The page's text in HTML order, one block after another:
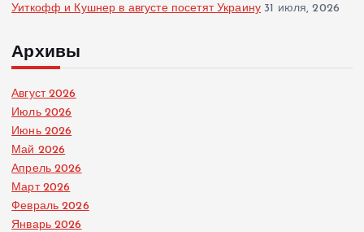
Уиткофф и Кушнер в августе посетят Украину 31 июля, 2026
Архивы
Август 2026
Июль 2026
Июнь 2026
Май 2026
Апрель 2026
Март 2026
Февраль 2026
Январь 2026